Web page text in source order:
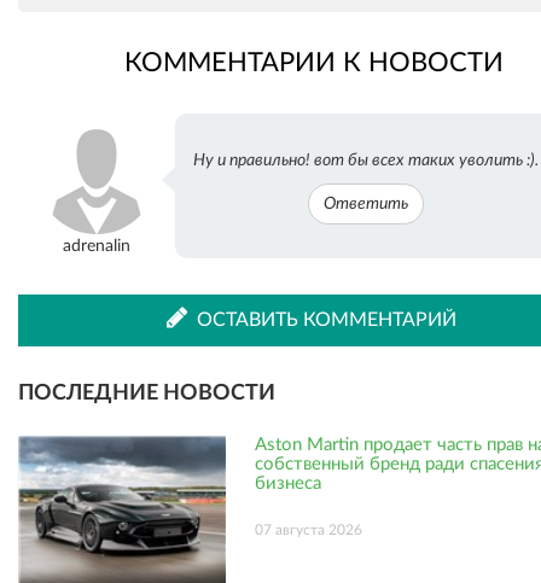
во
Одноклассниках
КОММЕНТАРИИ К НОВОСТИ
adrenalin
Ну и правильно! вот бы всех таких уволить :).
Ответить
ОСТАВИТЬ КОММЕНТАРИЙ
ПОСЛЕДНИЕ НОВОСТИ
Aston Martin продает часть прав
собственный бренд ради
бизнеса
07 августа 2026